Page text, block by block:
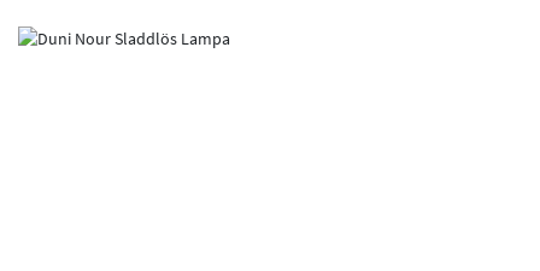
Slide 1 of 1